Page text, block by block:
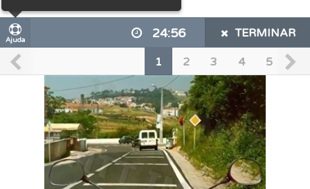
Ajuda 24:56 TERMINAR
1 2 3 4 5 6